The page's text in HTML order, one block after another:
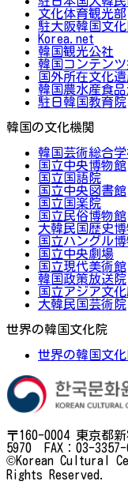
文化体育観光部
駐大阪韓国文
Korea.net
韓国観光公社
韓国コンテン
国外所在文化
韓国農水産食
駐日韓国教育院
韓国の文化機関
韓国芸術総合
国立中央博物館
国立国語院
国立中央図書館
国立国楽院
国立民俗博物館
大韓民国歴史
国立ハングル
国立中央劇場
国立現代美術館
韓国政策放送院
国立アジア文
大韓民国芸術院
世界の韓国文化院
世界の韓国文
〒160-0004 東京都
5970 FAX：03-
©Korean Cultural
Rights Reserved.